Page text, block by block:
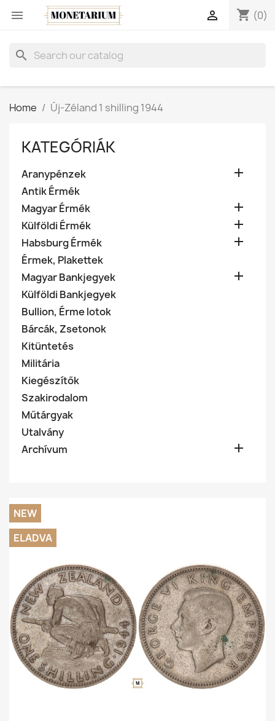
 shopping_cart (0)

search
Home Új-Zéland 1 shilling 1944
KATEGÓRIÁK
Aranypénzek 
Antik Érmék
Magyar Érmék

Külföldi Érmék 
Habsburg Érmék 
Érmek, Plakettek
Magyar Bankjegyek

Külföldi Bankjegyek
Bullion, Érme lotok
Bárcák, Zsetonok
Kitüntetés
Militária
Kiegészítők
Szakirodalom
Műtárgyak
Utalvány
Archívum

NEW
ELADVA